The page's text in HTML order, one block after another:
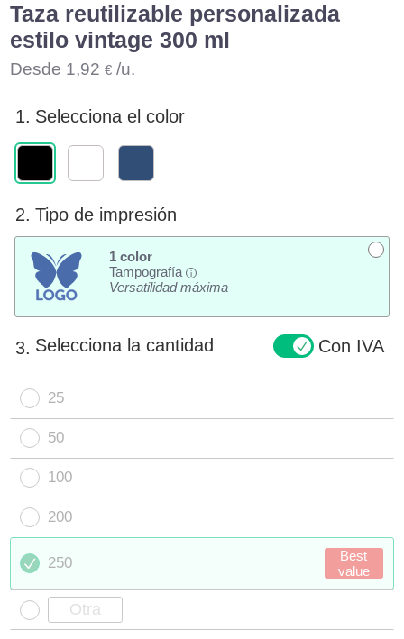
Taza reutilizable personalizada
estilo vintage 300 ml
Desde 1,92 € /u.
1. Selecciona el color
2. Tipo de impresión
1 color
Tampografía
i
Versatilidad máxima
3. Selecciona la cantidad Con IVA
25
50
100
200
250
Best
value